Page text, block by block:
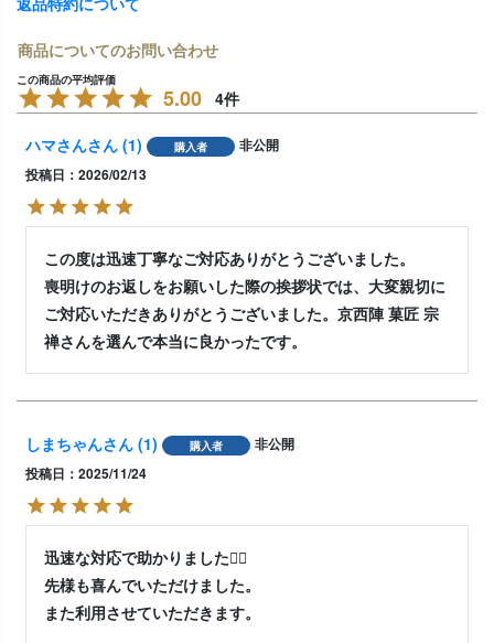
商品についてのお問い合わせ
5.00 4
ハマさん 1 購入者
非公開
投稿日
2026/02/13
この度は迅速丁寧なご対応ありがとうございました。
喪明けのお返しをお願いした際の挨拶状では、大変親切に
ご対応いただきありがとうございました。京西陣 菓匠 宗
禅さんを選んで本当に良かったです。
しまちゃん 1 購入者
非公開
投稿日
2025/11/24
迅速な対応で助かりました🙆‍♀️
先様も喜んでいただけました。
また利用させていただきます。